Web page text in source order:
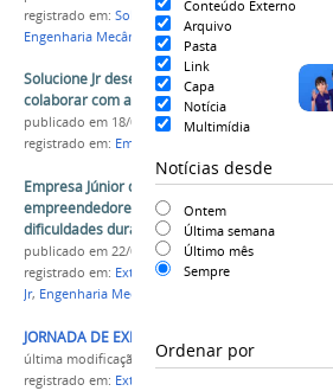
Conteúdo Externo
Arquivo
Pasta
Link
Capa
Notícia
Multimídia
Notícias desde
Ontem
Última semana
Último mês
Sempre
Ordenar por
registrado em: Solucione Jr,Empresa Júnior,Seleção
Engenharia Mecânica
,Engenharia de Produção
Solucione Jr desenvolve o projeto 5Sexta para
colaborar com a rotina de trabalho remoto
publicado em 18/05/2020
registrado em: Empresa Júnior
Empresa Júnior da Univasf auxilia
empreendedores da região a enfrentar
dificuldades durante a pandemia
publicado em 22/07/2020
registrado em: Extensão Empresa Júnior
Jr, Engenharia Mecânica
JORNADA DE EXPERIÊNCIA.pdf
última modificação
em 22/07/2020 18h04
registrado em: Extensão